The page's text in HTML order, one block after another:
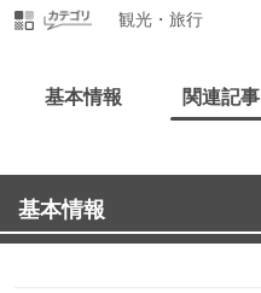
観光・旅行
基本情報 関連記事
基本情報